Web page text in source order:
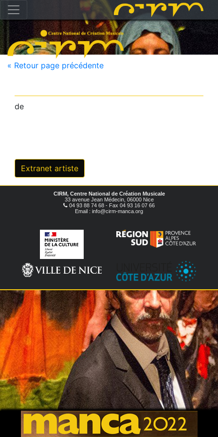
« Retour page précédente
de
Extranet artiste
CIRM, Centre National de Création Musicale
33 avenue Jean Médecin, 06000 Nice
04 93 88 74 68 - Fax 04 93 16 07 66
Email : info@cirm-manca.org